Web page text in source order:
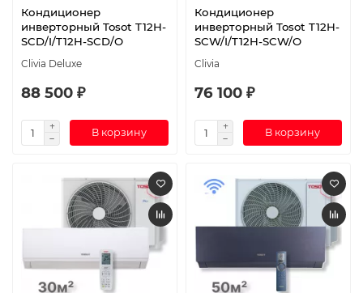
Кондиционер
инверторный Tosot T12H-
SCD/I/T12H-SCD/O
Clivia Deluxe
88 500 ₽
В корзину
Кондиционер
инверторный Tosot T12H-
SCW/I/T12H-SCW/O
Clivia
76 100 ₽
В корзину